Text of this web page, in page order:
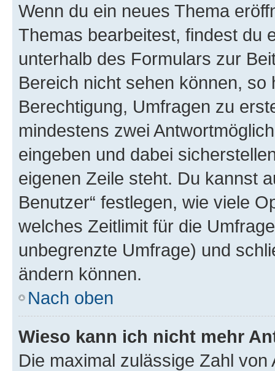
Wenn du ein neues Thema
Themas bearbeitest, findest du
unterhalb des Formulars zur
Bereich nicht sehen können,
Berechtigung, Umfragen zu
mindestens zwei
eingeben und dabei
eigenen Zeile steht. Du kannst
Benutzer“ festlegen, wie viele
welches Zeitlimit für die
unbegrenzte Umfrage) und
ändern können.
Nach oben
Wieso kann ich nicht mehr
Die maximal zulässige Zahl